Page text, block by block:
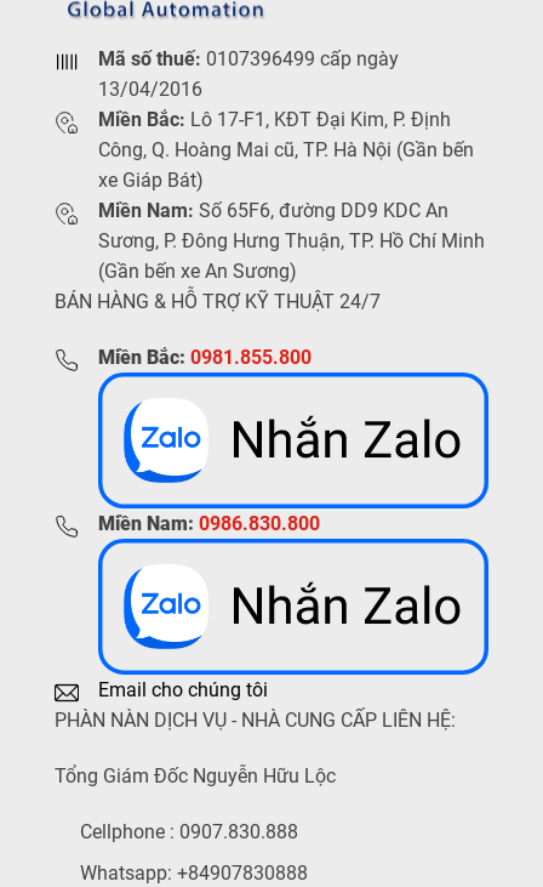
Mã số thuế: 0107396499 cấp ngày
13/04/2016
Miền Bắc: Lô 17-F1, KĐT Đại Kim, P. Định
Công, Q. Hoàng Mai cũ, TP. Hà Nội (Gần bến
xe Giáp Bát)
Miền Nam: Số 65F6, đường DD9 KDC An
Sương, P. Đông Hưng Thuận, TP. Hồ Chí Minh
(Gần bến xe An Sương)
BÁN HÀNG & HỖ TRỢ KỸ THUẬT 24/7
Miền Bắc: 0981.855.800
Miền Nam: 0986.830.800
Email cho chúng tôi
PHÀN NÀN DỊCH VỤ - NHÀ CUNG CẤP LIÊN HỆ:
Tổng Giám Đốc Nguyễn Hữu Lộc
Cellphone : 0907.830.888
Whatsapp: +84907830888